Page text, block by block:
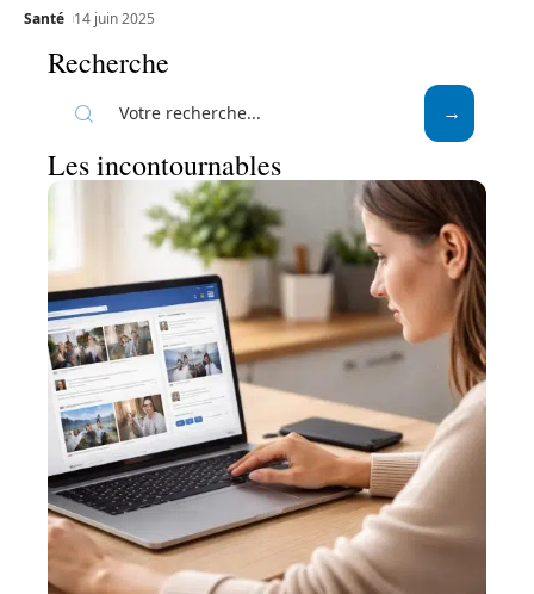
Santé 14 juin 2025
Recherche
Les incontournables